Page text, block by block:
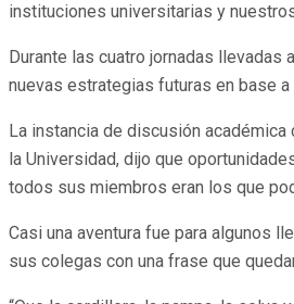
instituciones universitarias y
Durante las cuatro jornadas
nuevas estrategias futuras en base
La instancia de discusión
la Universidad, dijo que
todos sus miembros eran los que
Casi una aventura fue para algunos
sus colegas con una frase que